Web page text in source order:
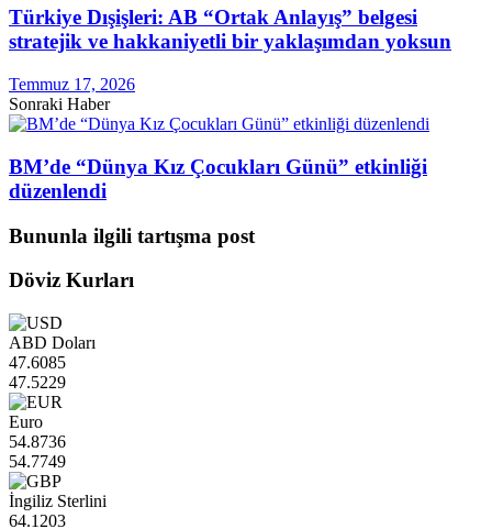
Türkiye Dışişleri: AB “Ortak Anlayış” belgesi
stratejik ve hakkaniyetli bir yaklaşımdan yoksun
Temmuz 17, 2026
Sonraki Haber
BM’de “Dünya Kız Çocukları Günü” etkinliği
düzenlendi
Bununla ilgili tartışma post
Döviz Kurları
ABD Doları
47.6085
47.5229
Euro
54.8736
54.7749
İngiliz Sterlini
64.1203